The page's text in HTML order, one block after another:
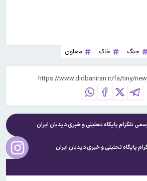
جنگ خاک معاون
تلگرام پایگاه تحلیلی و خبریدیدبان ایران
پایگاه تحلیلی و خبریدیدبان ایران